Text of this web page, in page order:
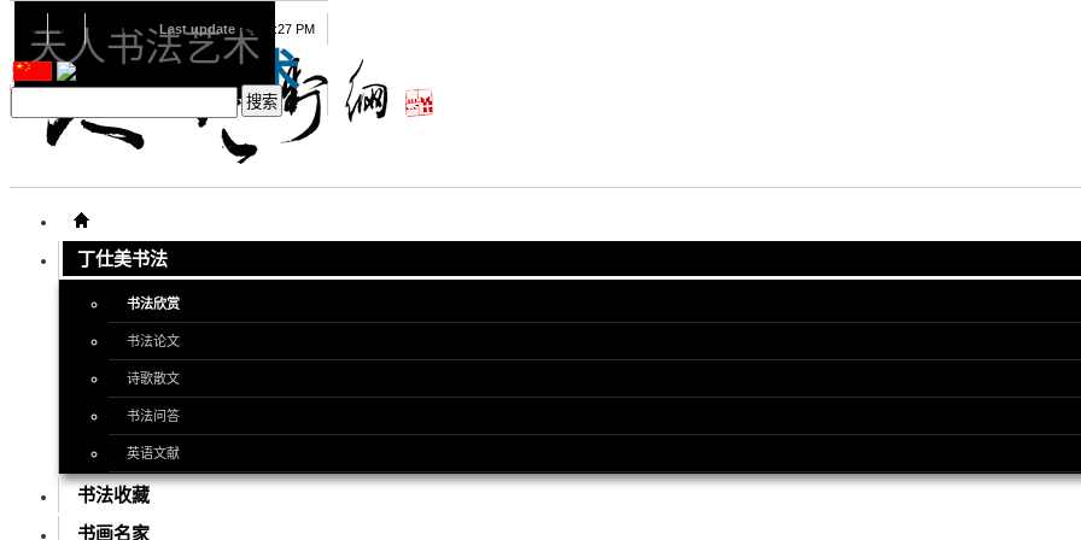
天人书法艺术
丁仕美书法
书法欣赏
书法论文
诗歌散文
书法问答
英语文献
书法收藏
书画名家
08 06 2026 Last update 08:15:27 PM
天人书法艺术